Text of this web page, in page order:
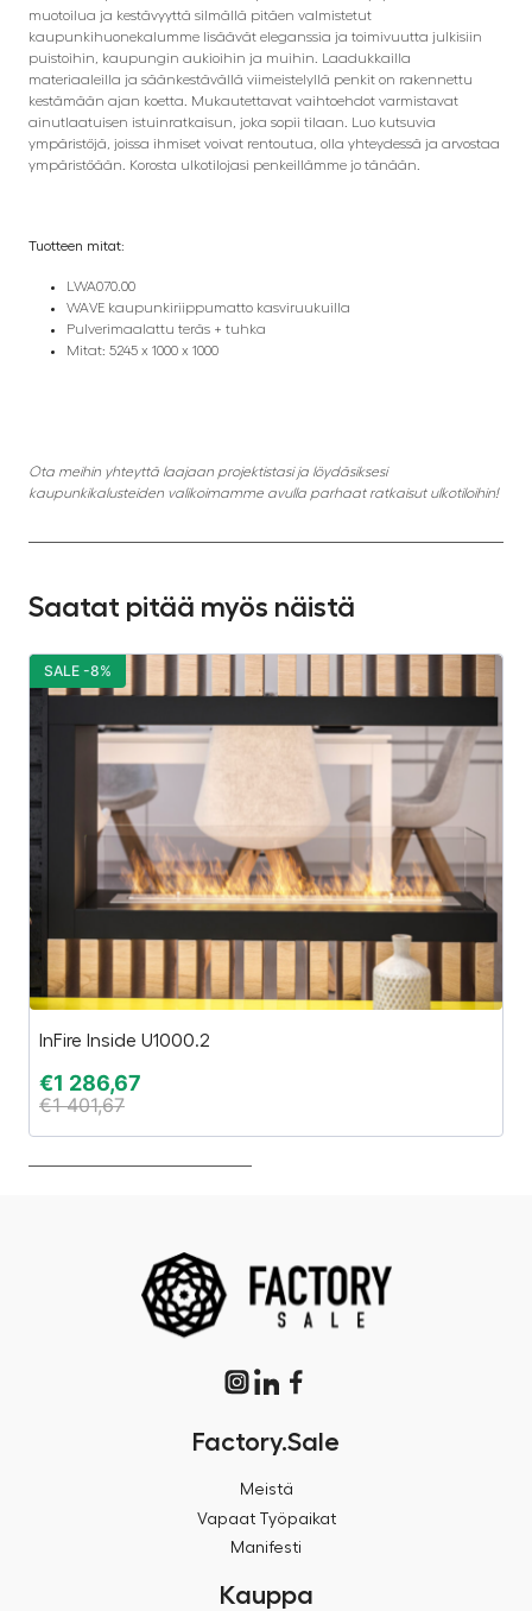
muotoilua ja kestävyyttä silmällä pitäen valmistetut
kaupunkihuonekalumme lisäävät eleganssia ja toimivuutta julkisiin
puistoihin, kaupungin aukioihin ja muihin. Laadukkailla
materiaaleilla ja säänkestävällä viimeistelyllä penkit on rakennettu
kestämään ajan koetta. Mukautettavat vaihtoehdot varmistavat
ainutlaatuisen istuinratkaisun, joka sopii tilaan. Luo kutsuvia
ympäristöjä, joissa ihmiset voivat rentoutua, olla yhteydessä ja arvostaa
ympäristöään. Korosta ulkotilojasi penkeillämme jo tänään.
Tuotteen mitat:
LWA070.00
WAVE kaupunkiriippumatto kasviruukuilla
Pulverimaalattu teräs + tuhka
Mitat: 5245 x 1000 x 1000
Ota meihin yhteyttä laajaan projektistasi ja löydäsiksesi
kaupunkikalusteiden valikoimamme avulla parhaat ratkaisut ulkotiloihin!
Saatat pitää myös näistä
InFire Inside U1000.2
€1 286,67
€1 401,67
SALE -8%
Factory.Sale
Meistä
Vapaat Työpaikat
Manifesti
Kauppa